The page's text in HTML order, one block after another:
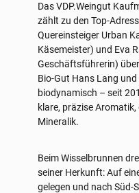
Das VDP.Weingut
zählt zu den Top-
Quereinsteiger Urban
Käsemeister) und Eva
Geschäftsführerin)
Bio-Gut Hans Lang
biodynamisch – seit
klare, präzise
Mineralik.
Beim Wisselbrunnen
seiner Herkunft: Auf
gelegen und nach